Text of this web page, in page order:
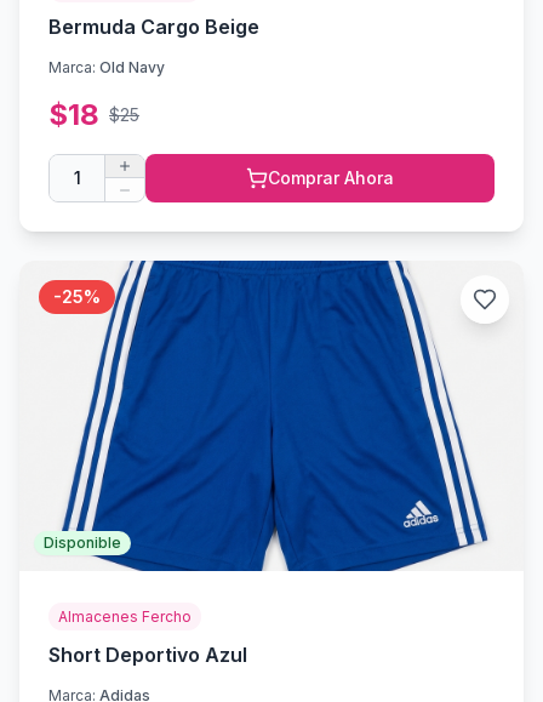
Bermuda Cargo Beige
Marca: Old Navy
$18 $25
1 Comprar Ahora
-25%
Disponible
Almacenes Fercho
Short Deportivo Azul
Marca: Adidas